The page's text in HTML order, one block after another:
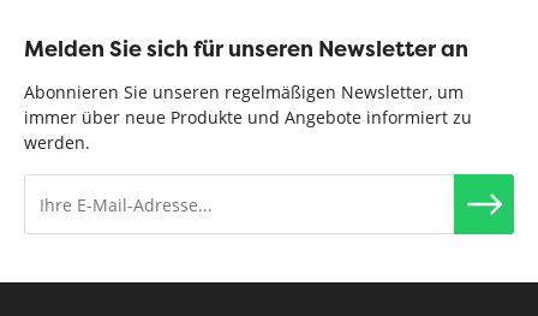
Melden Sie sich für unseren Newsletter an
Abonnieren Sie unseren regelmäßigen Newsletter, um
immer über neue Produkte und Angebote informiert zu
werden.